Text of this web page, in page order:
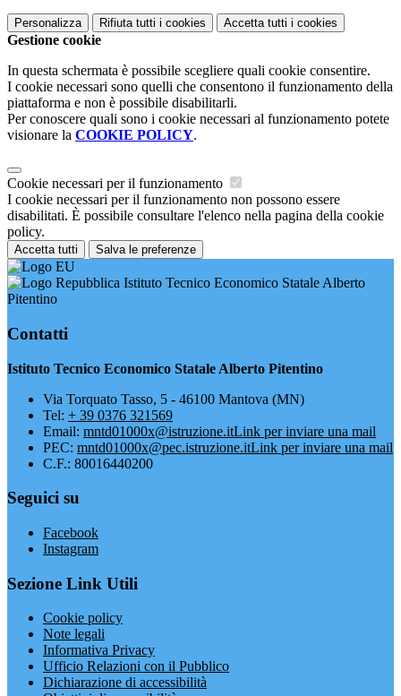
Personalizza Rifiuta tutti i cookies Accetta tutti i cookies
Gestione cookie
In questa schermata è possibile scegliere quali cookie consentire.
I cookie necessari sono quelli che consentono il funzionamento della
piattaforma e non è possibile disabilitarli.
Per conoscere quali sono i cookie necessari al funzionamento potete
visionare la COOKIE POLICY.
Cookie necessari per il funzionamento
I cookie necessari per il funzionamento non possono essere
disabilitati. È possibile consultare l'elenco nella pagina della cookie
policy.
Accetta tutti Salva le preferenze
Istituto Tecnico Economico Statale Alberto
Pitentino
Contatti
Istituto Tecnico Economico Statale Alberto Pitentino
Via Torquato Tasso, 5 - 46100 Mantova (MN)
Tel: + 39 0376 321569
Email: mntd01000x@istruzione.itLink per inviare una mail
PEC: mntd01000x@pec.istruzione.itLink per inviare una mail
C.F.: 80016440200
Seguici su
Facebook
Instagram
Sezione Link Utili
Cookie policy
Note legali
Informativa Privacy
Ufficio Relazioni con il Pubblico
Dichiarazione di accessibilità